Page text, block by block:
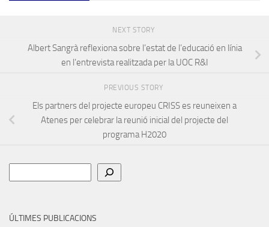
NEXT STORY
Albert Sangrà reflexiona sobre l’estat de l’educació en línia
en l’entrevista realitzada per la UOC R&I
PREVIOUS STORY
Els partners del projecte europeu CRISS es reuneixen a
Atenes per celebrar la reunió inicial del projecte del
programa H2020
ÚLTIMES PUBLICACIONS